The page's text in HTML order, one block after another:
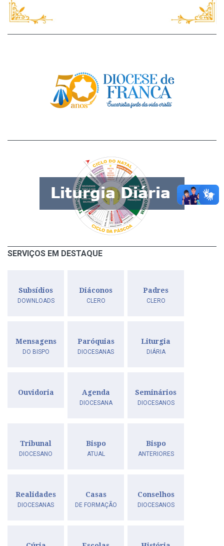
SERVIÇOS EM DESTAQUE
Subsídios
DOWNLOADS
Diáconos
CLERO
Padres
CLERO
Mensagens
DO BISPO
Paróquias
DIOCESANAS
Liturgia
DIÁRIA
Ouvidoria Agenda
DIOCESANA
Seminários
DIOCESANOS
Tribunal
DIOCESANO
Bispo
ATUAL
Bispo
ANTERIORES
Realidades
DIOCESANAS
Casas
DE FORMAÇÃO
Conselhos
DIOCESANOS